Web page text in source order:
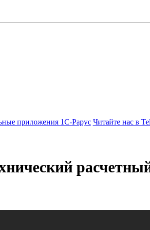
приложения 1С-Рарус Читайте нас в